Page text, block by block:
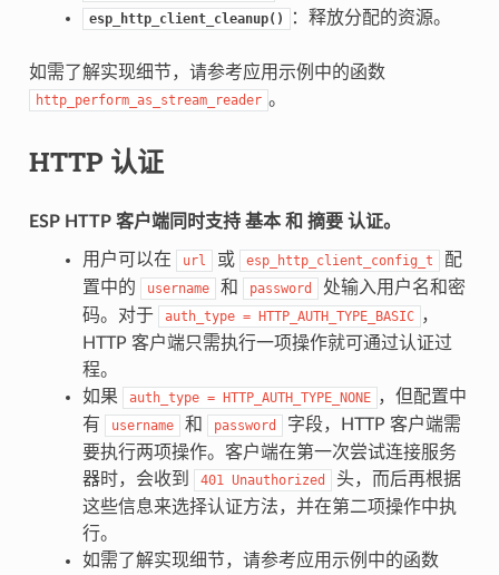
esp_http_client_cleanup() ：释放分配的资源。
如需了解实现细节，请参考应用示例中的函数
http_perform_as_stream_reader 。
HTTP 认证
ESP HTTP 客户端同时支持 基本和 摘要认证。
用户可以在 url 或 esp_http_client_config_t
配
置中的
username 和 password
处输入用户名和密
码。对于
auth_type = HTTP_AUTH_TYPE_BASIC ，
HTTP 客户端只需执行一项操作就可通过认证过
程。
如果
auth_type = HTTP_AUTH_TYPE_NONE ，但配置中
有
username 和 password
字段，HTTP 客户端需
要执行两项操作。客户端在第一次尝试连接服务
器时，会收到
401 Unauthorized
头，而后再根据
这些信息来选择认证方法，并在第二项操作中执
行。
如需了解实现细节，请参考应用示例中的函数